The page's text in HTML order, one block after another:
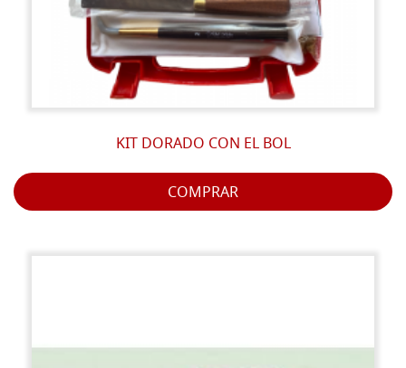
KIT DORADO CON EL BOL
COMPRAR